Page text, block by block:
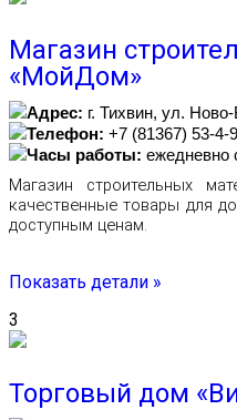
Магазин
«МойДом»
Адрес: г. Тихвин, ул.
Телефон: +7 (81367) 53-4-
Часы работы: ежедневно
Магазин строительных
качественные товары для
доступным ценам.
Показать детали »
3
Торговый дом